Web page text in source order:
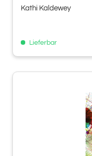
Kathi Kaldewey
Lieferbar